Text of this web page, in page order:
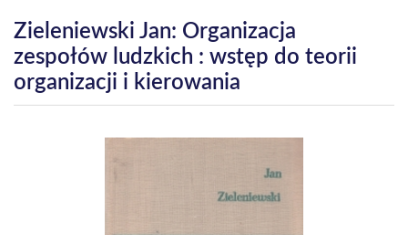
Zieleniewski Jan: Organizacja
zespołów ludzkich : wstęp do teorii
organizacji i kierowania